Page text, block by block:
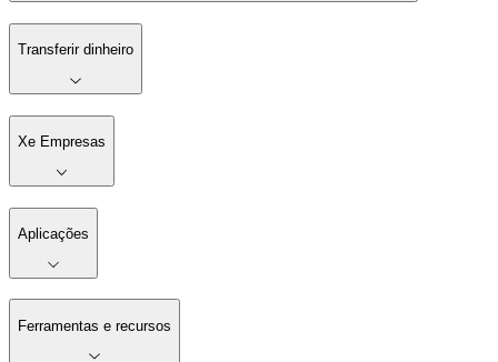
Transferir dinheiro
Xe Empresas
Aplicações
Ferramentas e recursos